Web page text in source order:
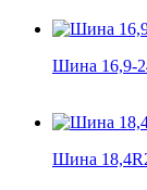
Шина 16,9-
Шина